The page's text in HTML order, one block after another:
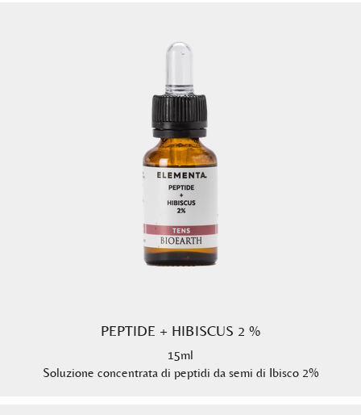
PEPTIDE + HIBISCUS 2 %
15ml
Soluzione concentrata di peptidi da semi di Ibisco 2%